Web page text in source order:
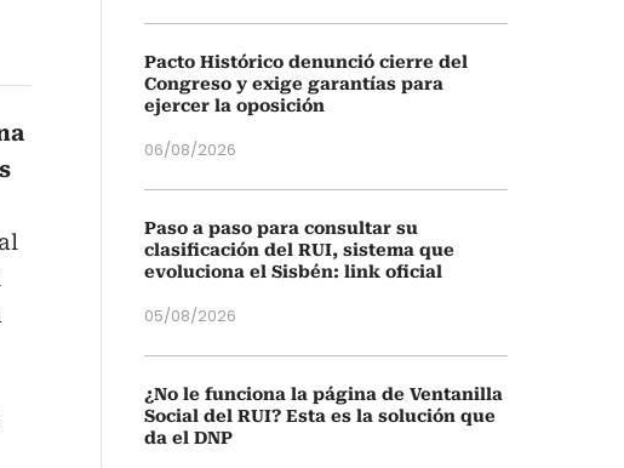
Pacto Histórico denunció cierre del
Congreso y exige garantías para
ejercer la oposición
06/08/2026
Paso a paso para consultar su
clasificación del RUI, sistema que
evoluciona el Sisbén: link oficial
05/08/2026
¿No le funciona la página de Ventanilla
Social del RUI? Esta es la solución que
da el DNP